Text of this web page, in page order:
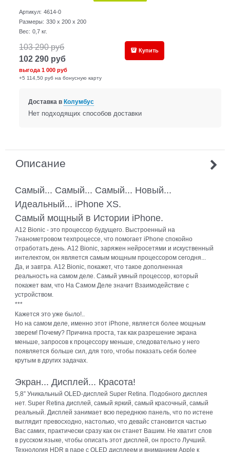
Артикул: 4614-0
Размеры: 330 x 200 x 200
Вес: 0,7 кг.
103 290 руб
102 290 руб
выгода1 000 руб
+5 114,50 руб на бонусную карту
Купить
Доставка в Колумбус
Нет подходящих способов доставки
Описание
Самый... Самый... Самый... Новый...
Идеальный... iPhone XS.
Самый мощный в Истории iPhone.
A12 Bionic - это процессор будущего. Выстроенный на
7нанометровом техпроцессе, что помогает iPhone спокойно
отработать день. A12 Bionic, заряжен нейросетями и искуственный
интелектом, он является самым мощным процессором сегодня...
Да, и завтра. A12 Bionic, покажет, что такое дополненная
реальность на самом деле. Самый умный процессор, который
покажет вам, что На Самом Деле значит Взаимодействие с
устройством.
***
Кажется это уже было!..
Но на самом деле, именно этот iPhone, является более мощным
зверем! Почему? Причина проста, так как разрешение экрана
меньше, запросов к процессору меньше, следовательно у него
появляется больше сил, для того, чтобы показать себя более
крутым в других задачах.
Экран... Дисплей... Красота!
5,8” Уникальный OLED‑дисплей Super Retina. Подобного дисплея
нет. Super Retina дисплей, самый яркий, самый красочный, самый
реальный. Дисплей занимает всю переднюю панель, что по истене
выглядит превосходно, настолько, что девайс становится частью
Вас самих, практически сразу как он станет Вашим. Не хватит слов
в русском языке, чтобы описать этот дисплей, он просто Лучший.
Технология HDR в паре с OLED дисплеем и вниманием Apple к